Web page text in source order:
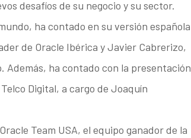
desafíos de su negocio y su sector.
ha contado en su versión española
de Oracle Ibérica y Javier Cabrerizo,
Además, ha contado con la presentación
Digital, a cargo de Joaquín
Team USA, el equipo ganador de la